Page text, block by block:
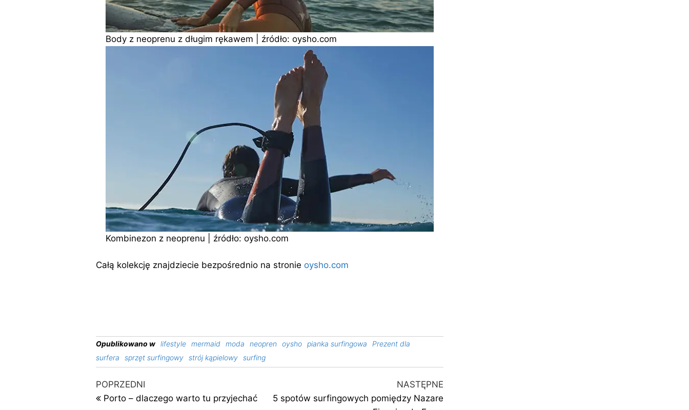
Body z neoprenu z długim rękawem | źródło: oysho.com
Kombinezon z neoprenu | źródło: oysho.com
Całą kolekcję znajdziecie bezpośrednio na stronie oysho.com
Opublikowano w lifestyle mermaid moda neopren oysho pianka surfingowa
Prezent dla
surfera
sprzęt surfingowy strój kąpielowy surfing
Nawigacja
wpisu
Poprzedni
wpis
POPRZEDNI
Porto – dlaczego warto tu przyjechać
Następny
wpis
NASTĘPNE
5 spotów surfingowych pomiędzy Nazare